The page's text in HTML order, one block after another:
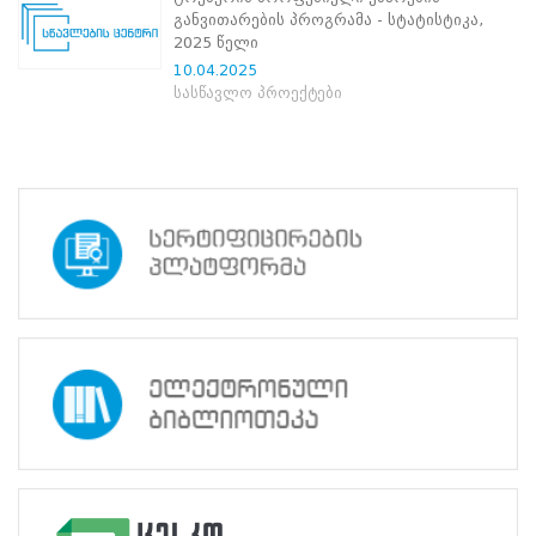
ნორმატიული
სტრატეგიული
რისკების
გენდერული
თანასწორობის
მიღწევები
ხარისხის
პოლიტიკა
სიახლეები
საჯარო
ინფორმაცია
სასწავლო
განვითარების პროგრამა - სტატისტიკა,
2025 წელი
10.04.2025
სასწავლო პროექტები